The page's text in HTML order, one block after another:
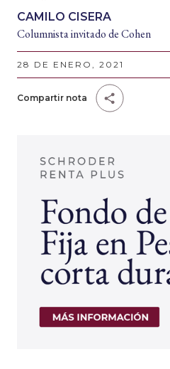
CAMILO CISERA
Columnista invitado de Cohen
28 DE ENERO, 2021
Compartir nota